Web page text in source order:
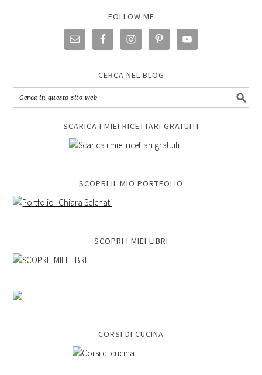
FOLLOW ME
CERCA NEL BLOG
SCARICA I MIEI RICETTARI GRATUITI
SCOPRI IL MIO PORTFOLIO
SCOPRI I MIEI LIBRI
CORSI DI CUCINA